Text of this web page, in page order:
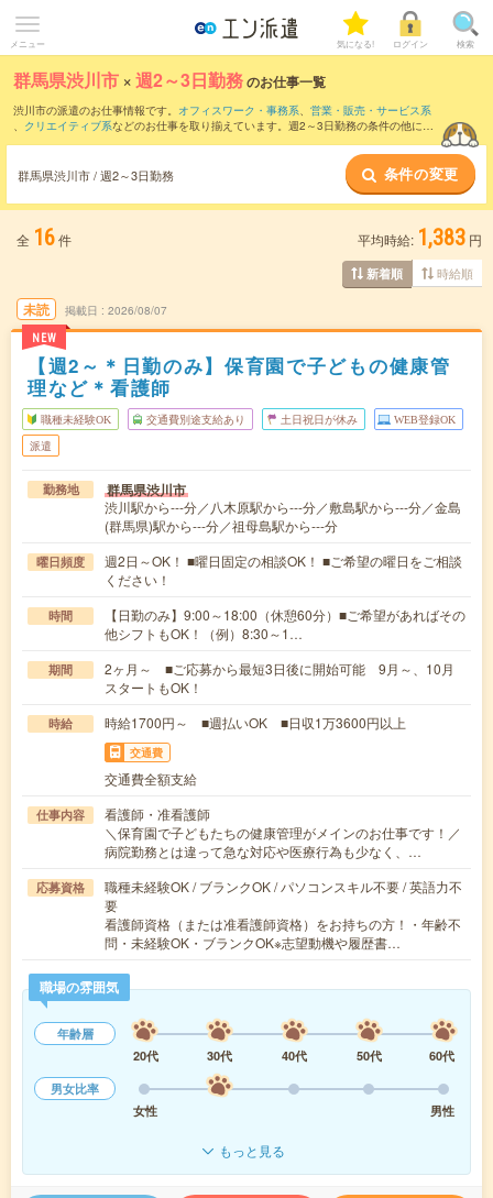
メニュー 気になる! ログイン 検索
群馬県渋川市 ×週2～3日勤務のお仕事一覧
渋川市の派遣のお仕事情報です。 オフィスワーク・事務系、 営業・販売・サービス系
、 クリエイティブ系などのお仕事を取り揃えています。週2～3日勤務の条件の他に、
群馬県渋川市 / 週2～3日勤務 条件の変更
全 16件 平均時給: 1,383 円
新着順 時給順
未読
NEW
掲載日 2026/08/07
【週2～＊日勤のみ】保育園で子どもの健康管
理など＊看護師
職種未経験OK 交通費別途支給あり 土日祝日が休み WEB登録OK
派遣
勤務地 群馬県渋川市
渋川駅から---分／八木原駅から---分／敷島駅から---分／金島
(群馬県)駅から---分／祖母島駅から---分
曜日頻度
週2日～OK！ ■曜日固定の相談OK！ ■ご希望の曜日をご相談
ください！
時間
【日勤のみ】9:00～18:00（休憩60分）■ご希望があればその
他シフトもOK！（例）8:30～1…
期間
2ヶ月～ ■ご応募から最短3日後に開始可能 9月～、10月
スタートもOK！
時給 時給1700円～ ■週払いOK ■日収1万3600円以上
交通費
交通費全額支給
仕事内容
看護師・准看護師
＼保育園で子どもたちの健康管理がメインのお仕事です！／
病院勤務とは違って急な対応や医療行為も少なく、…
応募資格
職種未経験OK / ブランクOK / パソコンスキル不要 / 英語力不
要
看護師資格（または准看護師資格）をお持ちの方！・年齢不
問・未経験OK・ブランクOK※志望動機や履歴書…
職場の雰囲気
年齢層
20代
30代 40代 50代
60代
男女比率
女性
男性
もっと見る